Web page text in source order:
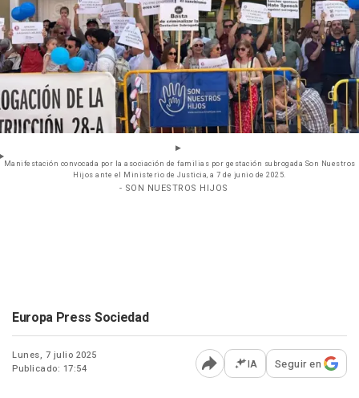
Manifestación convocada por la asociación de familias por gestación subrogada Son Nuestros
Hijos ante el Ministerio de Justicia, a 7 de junio de 2025.
- SON NUESTROS HIJOS
Europa Press Sociedad
Lunes, 7 julio 2025
Publicado: 17:54
Abrir opciones para
IA Seguir en